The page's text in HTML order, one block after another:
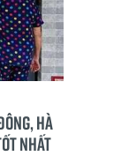
Hà
nhất